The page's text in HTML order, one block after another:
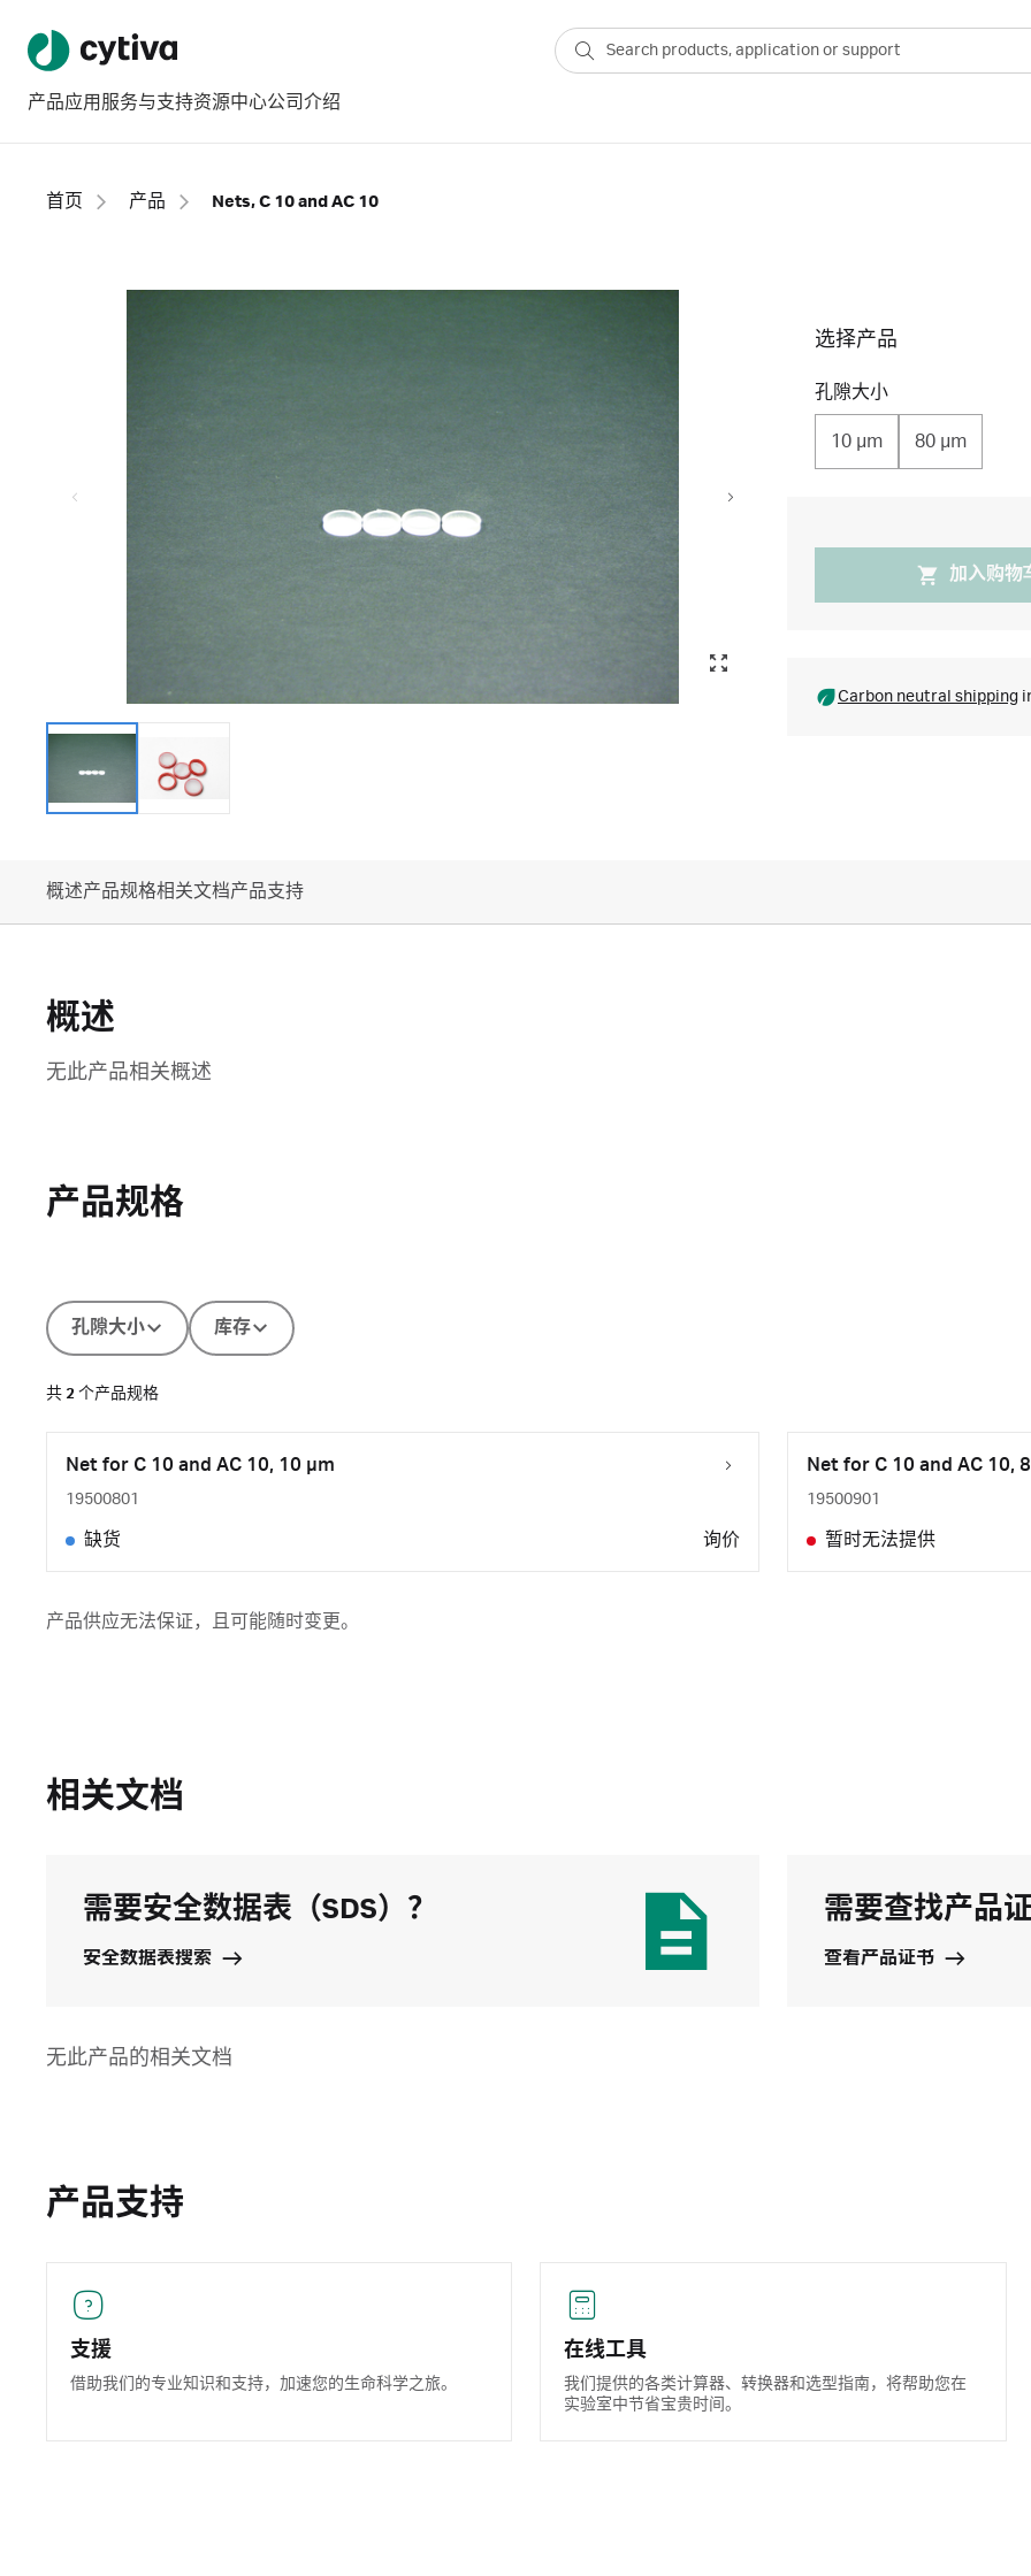
产品应用 服务与支持资源中心公司介绍
首页 产品 Nets, C 10 and AC 10
选择产品
孔隙大小
10 μm 80 μm
加入购物
Carbon neutral shipping
概述产品规格相关文档产品支持
概述
无此产品相关概述
产品规格
孔隙大小 库存
共 2 个产品规格
Net for C 10 and AC 10, 10 µm
19500801
缺货 询价
Net for C 10 and AC 10,
19500901
暂时无法提供
产品供应无法保证，且可能随时变更。
相关文档
需要安全数据表（SDS）？
安全数据表搜索
需要查找产品
查看产品证书
无此产品的相关文档
产品支持
支援
借助我们的专业知识和支持，加速您的生命科学之旅。
在线工具
我们提供的各类计算器、转换器和选型指南，将帮助您在
实验室中节省宝贵时间。